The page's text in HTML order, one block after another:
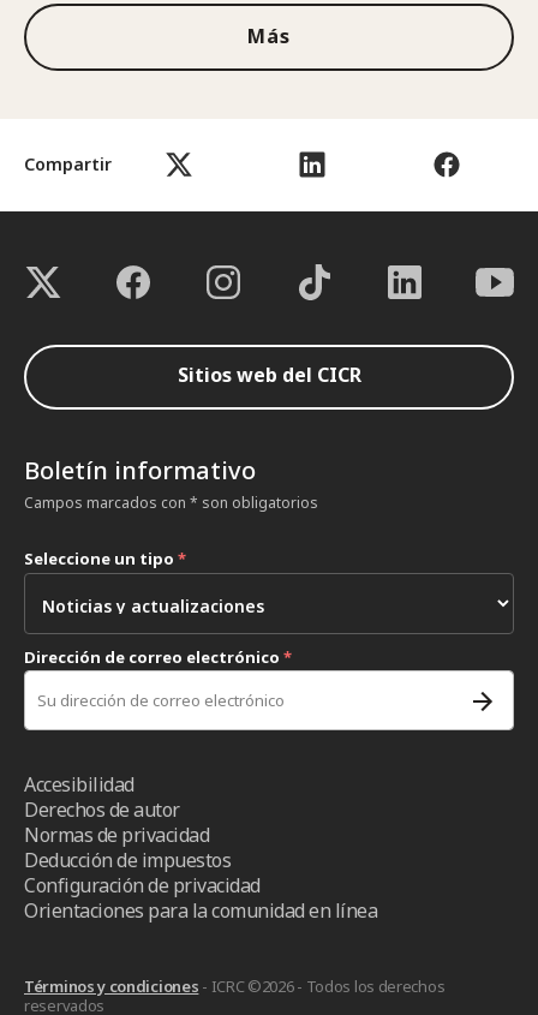
Compartir
Más
Sitios web del CICR
Boletín informativo
Campos marcados con * son obligatorios
Seleccione un tipo *
Dirección de correo electrónico *
Accesibilidad
Derechos de autor
Normas de privacidad
Deducción de impuestos
Configuración de privacidad
Orientaciones para la comunidad en línea
Términos y condiciones - ICRC ©2026 - Todos los derechos
reservados